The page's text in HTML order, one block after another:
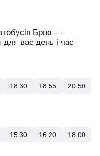
Брно —
для вас день і час
18:30 18:55
20:50
15:30 16:20
18:00